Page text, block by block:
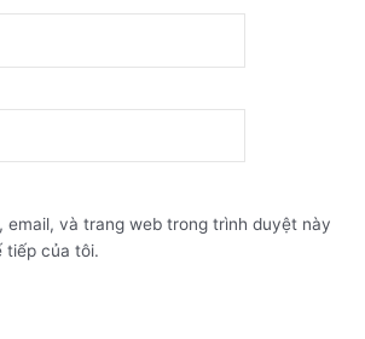
email, và trang web trong trình duyệt này
tiếp của tôi.